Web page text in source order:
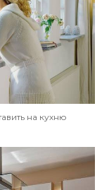
на кухню